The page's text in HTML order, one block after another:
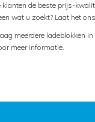
klanten de beste prijs-
wat u zoekt? Laat het
meerdere ladeblokken
meer informatie.